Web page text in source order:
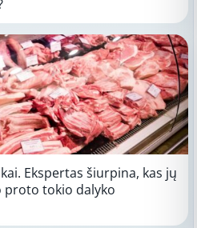
Ekspertas šiurpina, kas jų
proto tokio dalyko